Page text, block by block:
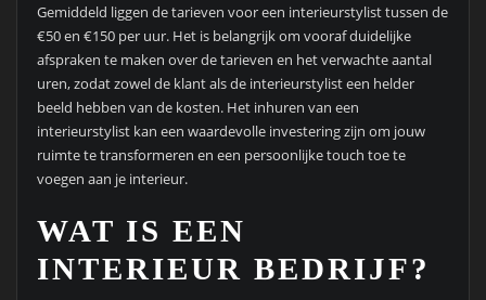
Gemiddeld liggen de tarieven voor een interieurstylist tussen de
€50 en €150 per uur. Het is belangrijk om vooraf duidelijke
afspraken te maken over de tarieven en het verwachte aantal
uren, zodat zowel de klant als de interieurstylist een helder
beeld hebben van de kosten. Het inhuren van een
interieurstylist kan een waardevolle investering zijn om jouw
ruimte te transformeren en een persoonlijke touch toe te
voegen aan je interieur.
WAT IS EEN
INTERIEUR BEDRIJF?